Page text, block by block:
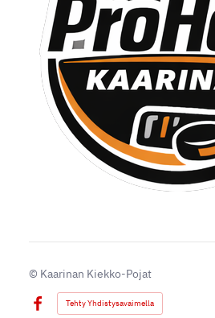
© Kaarinan Kiekko-Pojat
Tehty Yhdistysavaimella